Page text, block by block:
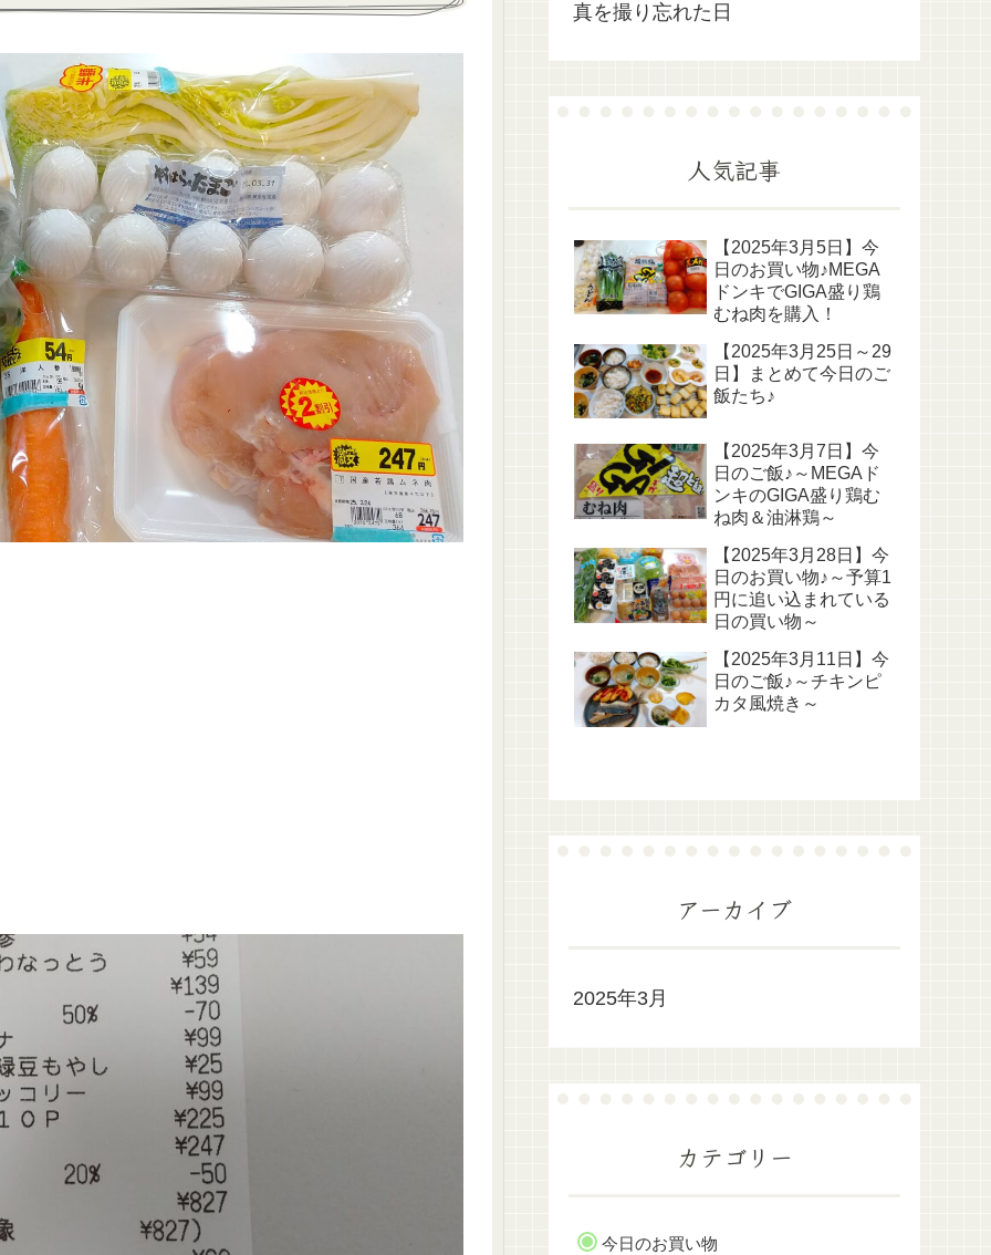
真を撮り忘れた日
人気記事
【2025年3月5日】今
日のお買い物♪MEGA
ドンキでGIGA盛り鶏
むね肉を購入！
【2025年3月25日～29
日】まとめて今日のご
飯たち♪
【2025年3月7日】今
日のご飯♪～MEGAド
ンキのGIGA盛り鶏む
ね肉＆油淋鶏～
【2025年3月28日】今
日のお買い物♪～予算1
円に追い込まれている
日の買い物～
【2025年3月11日】今
日のご飯♪～チキンピ
カタ風焼き～
アーカイブ
2025年3月
カテゴリー
今日のお買い物